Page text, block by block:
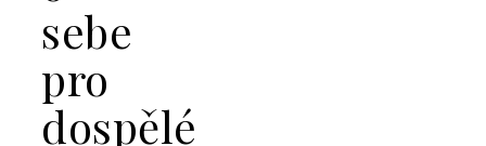
sebe
pro
dospělé